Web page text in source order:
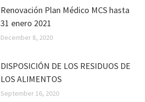
Renovación Plan Médico MCS hasta
31 enero 2021
December 8, 2020
DISPOSICIÓN DE LOS RESIDUOS DE
LOS ALIMENTOS
September 16, 2020